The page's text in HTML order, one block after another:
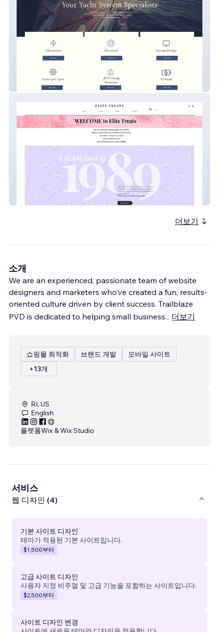
Sea & Land YW
Elite Treats
더보기
소개
We are an experienced, passionate team of website
designers and marketers who’ve created a fun, results-
oriented culture driven by client success. Trailblaze
PVD is dedicated to helping small business... 더보기
쇼핑몰 최적화 브랜드 개발
모바일 사이트
+13개
RI, US
English
플랫폼Wix & Wix Studio
서비스
웹 디자인 (4)
기본 사이트 디자인
테마가 적용된 기본 사이트입니다.
$1,500부터
고급 사이트 디자인
사용자 지정 비주얼 및 고급 기능을 포함하는 사이트입니다.
$2,500부터
사이트 디자인 변경